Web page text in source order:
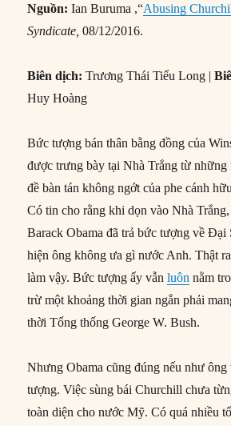
Nguồn: Ian Buruma ,“Abusing
Syndicate,08/12/2016.
Biên dịch: Trương Thái Tiểu Long |
Huy Hoàng
Bức tượng bán thân bằng đồng của
được trưng bày tại Nhà Trắng từ những
đề bàn tán không ngớt của phe cánh
Có tin cho rằng khi dọn vào Nhà
Barack Obama đã trả bức tượng về Đại
hiện ông không ưa gì nước Anh. Thật
làm vậy. Bức tượng ấy vẫnluôn nằm
trừ một khoảng thời gian ngắn phải
thời Tổng thống George W. Bush.
Nhưng Obama cũng đúng nếu như
tượng. Việc sùng bái Churchill chưa
toàn diện cho nước Mỹ. Có quá nhiều